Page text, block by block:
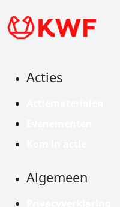
Acties
Algemeen